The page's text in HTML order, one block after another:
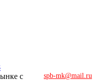
spb-mk@mail.ru
с